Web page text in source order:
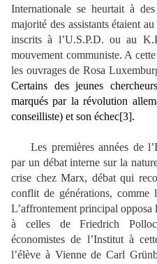
Internationale se heurtait à
majorité des assistants étaient
inscrits à l’U.S.P.D. ou au
mouvement communiste. A
les ouvrages de Rosa
Certains des jeunes
marqués par la révolution
conseilliste) et son échec[3].
Les premières années de
par un débat interne sur la
crise chez Marx, débat qui
conflit de générations, comme
L’affrontement principal opposa
à celles de Friedrich
économistes de l’Institut à
l’élève à Vienne de Carl